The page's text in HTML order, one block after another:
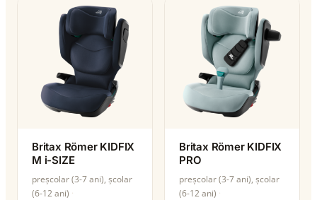
Britax Römer KIDFIX
M i-SIZE
preșcolar (3-7 ani), școlar
(6-12 ani)
Britax Römer KIDFIX
PRO
preșcolar (3-7 ani), școlar
(6-12 ani)